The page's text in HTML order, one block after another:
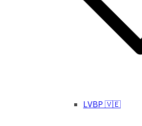
LVBP 🇻🇪